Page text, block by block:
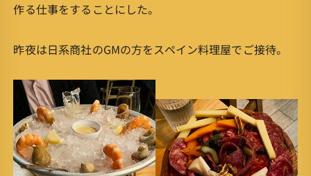
作る仕事をすることにした。
昨夜は日系商社のGMの方をスペイン料理屋でご接待。